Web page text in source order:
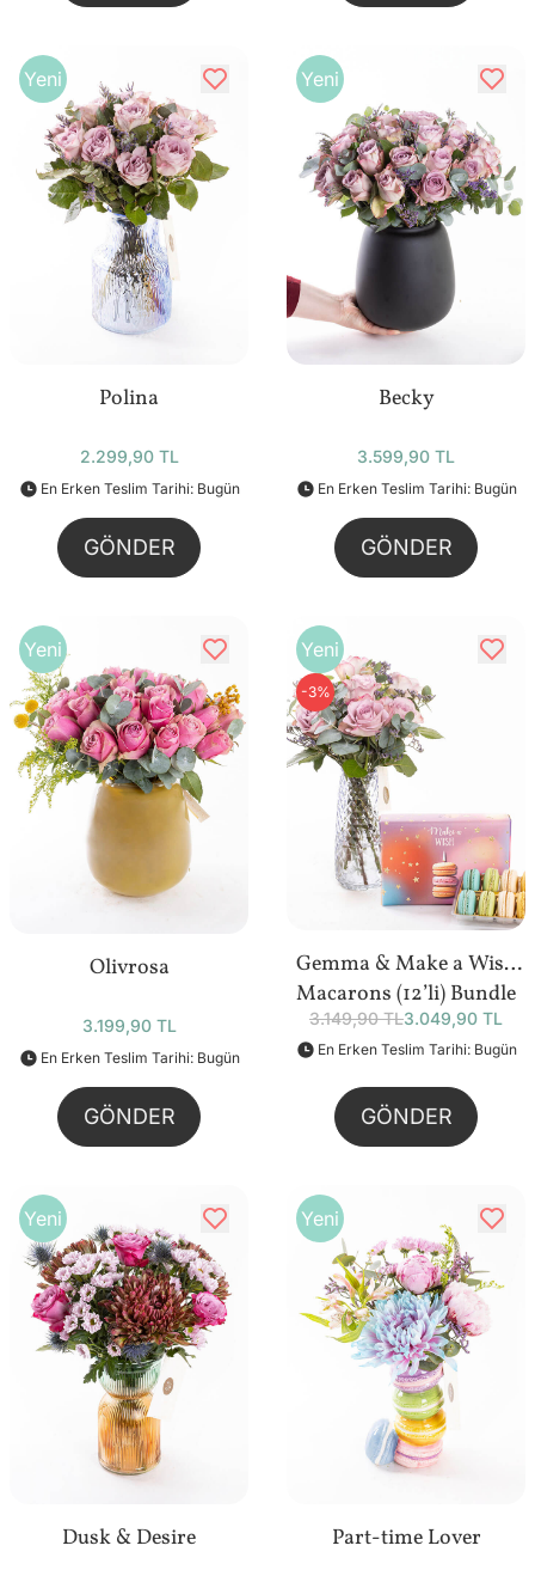
Yeni
Polina
2.299,90 TL
En Erken Teslim Tarihi: Bugün
GÖNDER
Yeni
Becky
3.599,90 TL
En Erken Teslim Tarihi: Bugün
GÖNDER
Yeni
Olivrosa
3.199,90 TL
En Erken Teslim Tarihi: Bugün
GÖNDER
Yeni
-3%
Gemma & Make a Wish
Macarons (12’li) Bundle
3.149,90 TL3.049,90 TL
En Erken Teslim Tarihi: Bugün
GÖNDER
Yeni
Dusk & Desire
Yeni
Part-time Lover